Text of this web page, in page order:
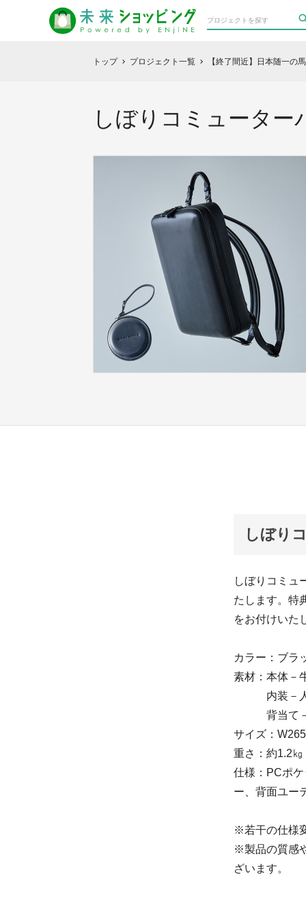
トップ chevron_right プロジェクト一覧 chevron_right 【終了間近】日本随一の
しぼりコミューター
しぼり
しぼりコミュ
たします。特
をお付けいた
カラー：ブラ
素材：本体－
内装－人
背当て－ポ
サイズ：
重さ：約1.2㎏
仕様：PCポ
ー、背面ユー
※若干の仕様
※製品の質感
ざいます。